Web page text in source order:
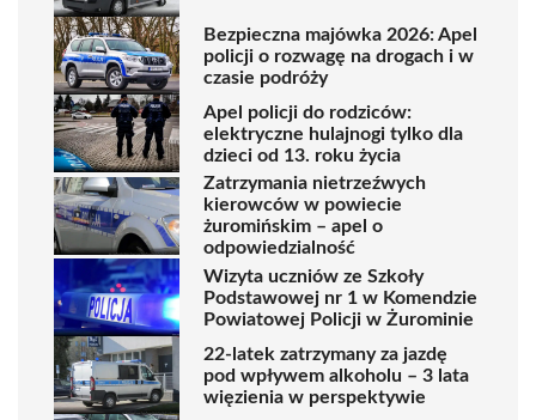
Bezpieczna majówka 2026: Apel
policji o rozwagę na drogach i w
czasie podróży
Apel policji do rodziców:
elektryczne hulajnogi tylko dla
dzieci od 13. roku życia
Zatrzymania nietrzeźwych
kierowców w powiecie
żuromińskim – apel o
odpowiedzialność
Wizyta uczniów ze Szkoły
Podstawowej nr 1 w Komendzie
Powiatowej Policji w Żurominie
22-latek zatrzymany za jazdę
pod wpływem alkoholu – 3 lata
więzienia w perspektywie